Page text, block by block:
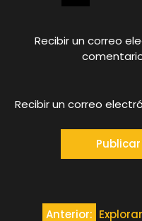
Recibir un correo
Recibir un correo
Anterior: